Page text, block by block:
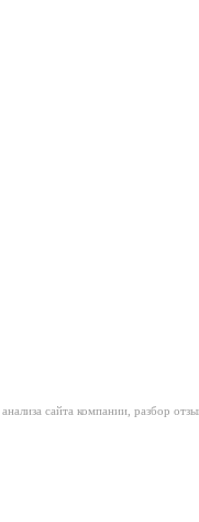
сайта компании, разбор